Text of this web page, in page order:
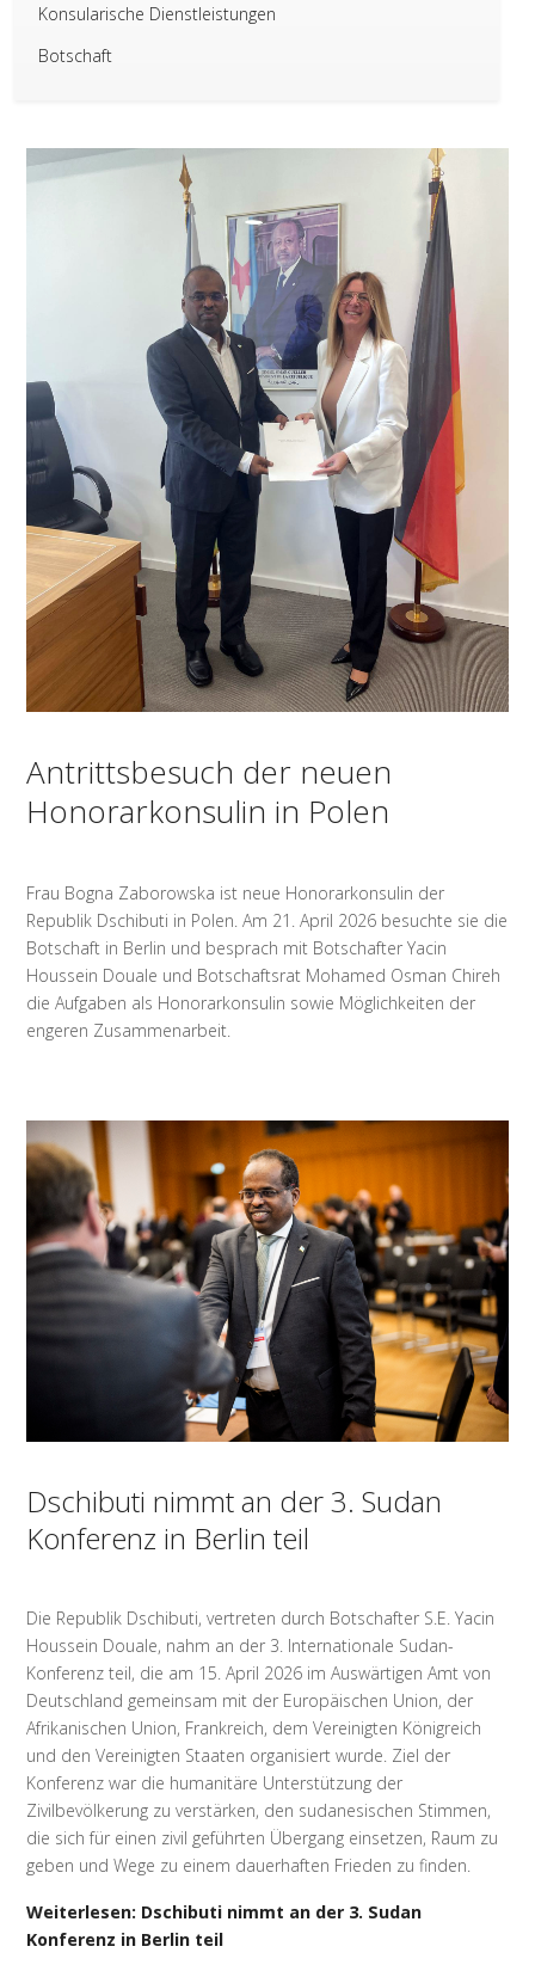
Konsularische Dienstleistungen
Botschaft
Antrittsbesuch der neuen
Honorarkonsulin in Polen
Frau Bogna Zaborowska ist neue Honorarkonsulin der
Republik Dschibuti in Polen. Am 21. April 2026 besuchte sie die
Botschaft in Berlin und besprach mit Botschafter Yacin
Houssein Douale und Botschaftsrat Mohamed Osman Chireh
die Aufgaben als Honorarkonsulin sowie Möglichkeiten der
engeren Zusammenarbeit.
Dschibuti nimmt an der 3. Sudan
Konferenz in Berlin teil
Die Republik Dschibuti, vertreten durch Botschafter S.E. Yacin
Houssein Douale, nahm an der 3. Internationale Sudan-
Konferenz teil, die am 15. April 2026 im Auswärtigen Amt von
Deutschland gemeinsam mit der Europäischen Union, der
Afrikanischen Union, Frankreich, dem Vereinigten Königreich
und den Vereinigten Staaten organisiert wurde. Ziel der
Konferenz war die humanitäre Unterstützung der
Zivilbevölkerung zu verstärken, den sudanesischen Stimmen,
die sich für einen zivil geführten Übergang einsetzen, Raum zu
geben und Wege zu einem dauerhaften Frieden zu finden.
Weiterlesen: Dschibuti nimmt an der 3. Sudan
Konferenz in Berlin teil